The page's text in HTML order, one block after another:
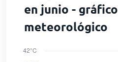
en junio - gráfico
meteorológico